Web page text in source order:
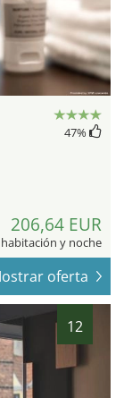
47%
206,64 EUR
y noche
oferta
12